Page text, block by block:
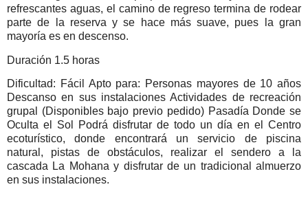
refrescantes aguas, el camino de regreso termina de rodear
parte de la reserva y se hace más suave, pues la gran
mayoría es en descenso.
Duración 1.5 horas
Dificultad: Fácil Apto para: Personas mayores de 10 años
Descanso en sus instalaciones Actividades de recreación
grupal (Disponibles bajo previo pedido) Pasadía Donde se
Oculta el Sol Podrá disfrutar de todo un día en el Centro
ecoturístico, donde encontrará un servicio de piscina
natural, pistas de obstáculos, realizar el sendero a la
cascada La Mohana y disfrutar de un tradicional almuerzo
en sus instalaciones.